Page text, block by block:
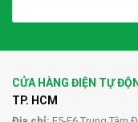
CỬA HÀNG ĐIỆN TỰ
TP. HCM